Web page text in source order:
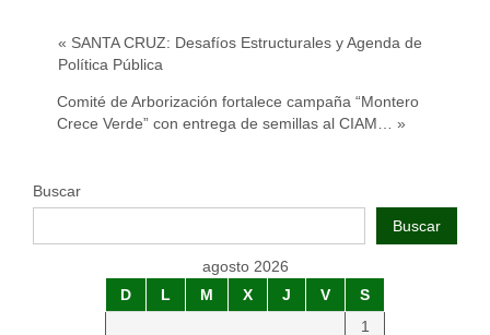
« SANTA CRUZ: Desafíos Estructurales y Agenda de
Política Pública
Comité de Arborización fortalece campaña “Montero
Crece Verde” con entrega de semillas al CIAM… »
Buscar
Buscar
agosto 2026
D
L M X J V
S
1